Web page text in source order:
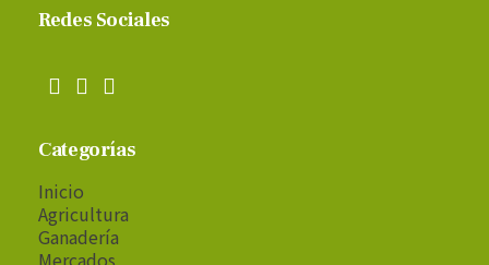
Redes Sociales
Categorías
Inicio
Agricultura
Ganadería
Mercados